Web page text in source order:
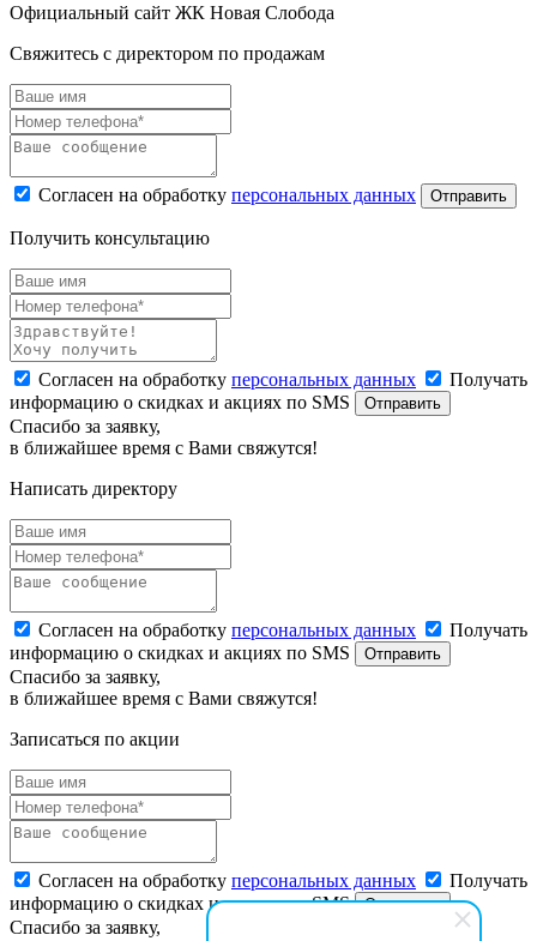
Официальный сайт ЖК Новая Слобода
Свяжитесь с директором по продажам
Согласен на обработку персональных данных Отправить
Получить консультацию
Согласен на обработку персональных данных
Получать
информацию о скидках и акциях по SMS
Отправить
Спасибо за заявку,
в ближайшее время с Вами свяжутся!
Написать директору
Согласен на обработку персональных данных
Получать
информацию о скидках и акциях по SMS
Отправить
Спасибо за заявку,
в ближайшее время с Вами свяжутся!
Записаться по акции
Согласен на обработку персональных данных
Получать
информацию о скидках и акциях по SMS
Отправить
Спасибо за заявку,